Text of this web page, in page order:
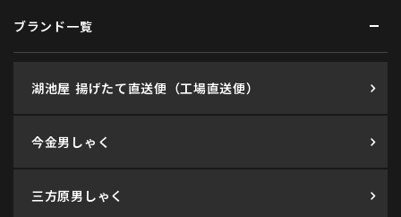
ブランド一覧
湖池屋 揚げたて直送便（工場直送便）
今金男しゃく
三方原男しゃく